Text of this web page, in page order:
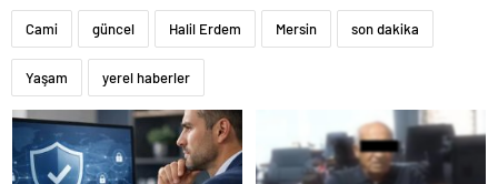
Cami güncel Halil Erdem Mersin son dakika
Yaşam yerel haberler